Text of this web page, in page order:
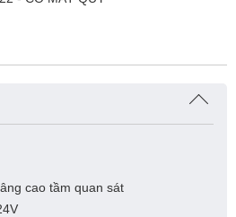
cao tầm quan sát